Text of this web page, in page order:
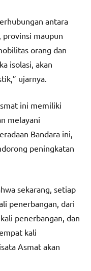
antara
provinsi maupun
orang dan
isolasi, akan
ujarnya.
ini memiliki
melayani
Bandara ini,
peningkatan
sekarang, setiap
penerbangan, dari
penerbangan, dan
kali
Asmat akan